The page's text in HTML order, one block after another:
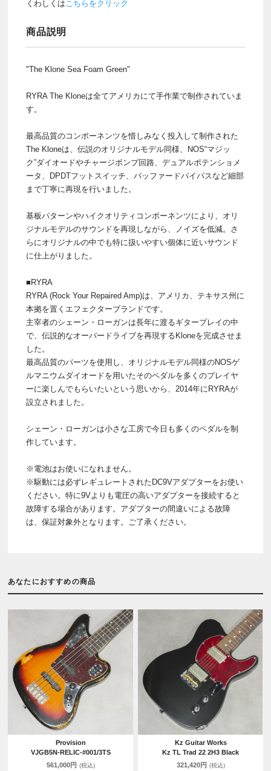
くわしくは こちらをクリック
商品説明
"The Klone Sea Foam Green"
RYRA The Kloneは全てアメリカにて手作業で制作されていま
す。
最高品質のコンポーネンツを惜しみなく投入して制作された
The Kloneは、伝説のオリジナルモデル同様、NOS“マジッ
ク”ダイオードやチャージポンプ回路、デュアルポテンショメ
ータ、DPDTフットスイッチ、バッファードバイパスなど細部
まで丁寧に再現を行いました。
基板パターンやハイクオリティコンポーネンツにより、オリ
ジナルモデルのサウンドを再現しながら、ノイズを低減。さ
らにオリジナルの中でも特に扱いやすい個体に近いサウンド
に仕上がりました。
■RYRA
RYRA (Rock Your Repaired Amp)は、アメリカ、テキサス州に
本拠を置くエフェクターブランドです。
主宰者のシェーン・ローガンは長年に渡るギタープレイの中
で、伝説的なオーバードライブを再現するKloneを完成させま
した。
最高品質のパーツを使用し、オリジナルモデル同様のNOSゲ
ルマニウムダイオードを用いたそのペダルを多くのプレイヤ
ーに楽しんでもらいたいという思いから、2014年にRYRAが
設立されました。
シェーン・ローガンは小さな工房で今日も多くのペダルを制
作しています。
※電池はお使いになれません。
※駆動には必ずレギュレートされたDC9Vアダプターをお使い
ください。特に9Vよりも電圧の高いアダプターを接続すると
故障する場合があります。アダプターの間違いによる故障
は、保証対象外となります。ご了承ください。
あなたにおすすめの商品
Provision
VJGB5N-RELIC-#001/3TS
561,000円 (税込)
Kz Guitar Works
Kz TL Trad 22 2H3 Black
321,420円 (税込)